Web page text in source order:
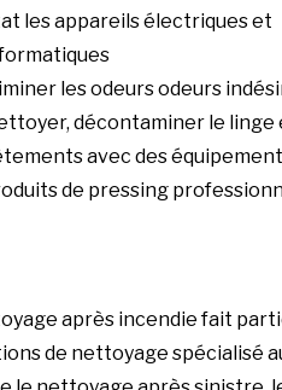
les appareils électriques et
les odeurs odeurs
décontaminer le linge
avec des
de pressing
après incendie fait
de nettoyage spécialisé